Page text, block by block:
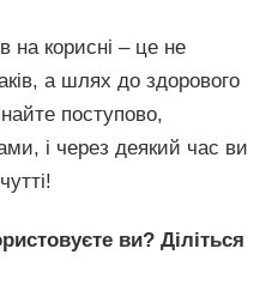
на корисні – це не
а шлях до здорового
поступово,
і через деякий час ви
ви? Діліться